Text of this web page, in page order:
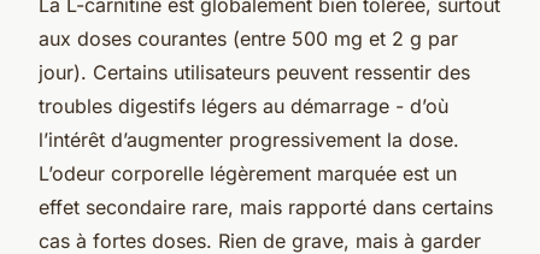
aux doses courantes (entre 500 mg et 2 g par
jour). Certains utilisateurs peuvent ressentir des
troubles digestifs légers au démarrage - d’où
l’intérêt d’augmenter progressivement la dose.
L’odeur corporelle légèrement marquée est un
effet secondaire rare, mais rapporté dans certains
cas à fortes doses. Rien de grave, mais à garder